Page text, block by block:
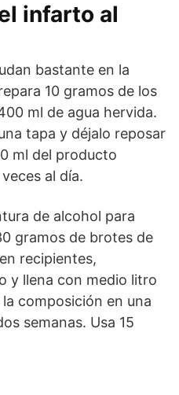
infarto al
bastante en la
10 gramos de los
ml de agua hervida.
tapa y déjalo reposar
ml del producto
al día.
de alcohol para
gramos de brotes de
recipientes,
y llena con medio litro
composición en una
semanas. Usa 15